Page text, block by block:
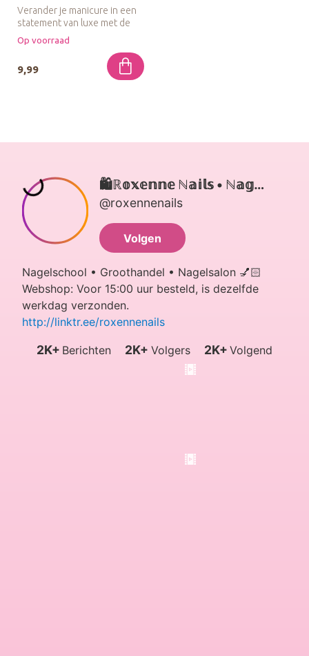
Verander je manicure in een
statement van luxe met de
Bloody Mary Chrome Powder
Op voorraad
9,99